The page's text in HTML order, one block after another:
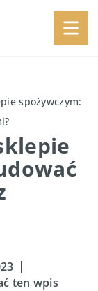
spożywczym:
ten wpis